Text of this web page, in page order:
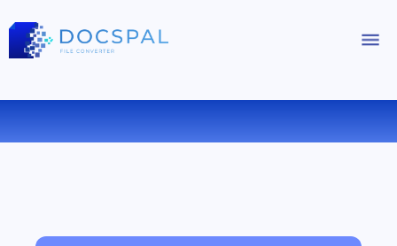
無料オンラインファイルビューアー